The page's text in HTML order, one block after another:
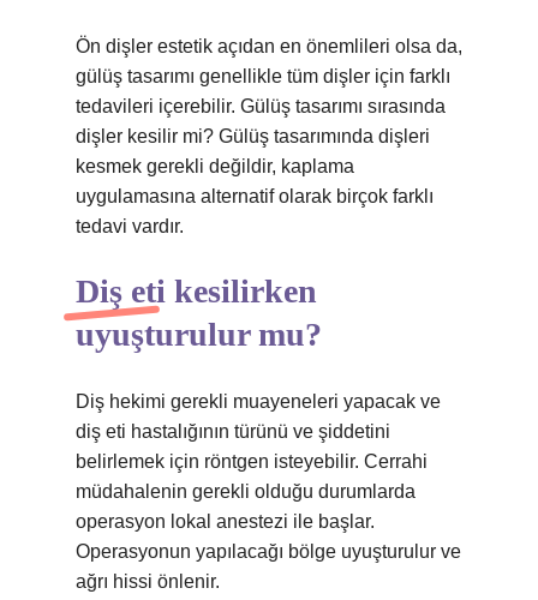
Ön dişler estetik açıdan en önemlileri olsa da,
gülüş tasarımı genellikle tüm dişler için farklı
tedavileri içerebilir. Gülüş tasarımı sırasında
dişler kesilir mi? Gülüş tasarımında dişleri
kesmek gerekli değildir, kaplama
uygulamasına alternatif olarak birçok farklı
tedavi vardır.
Diş eti kesilirken
uyuşturulur mu?
Diş hekimi gerekli muayeneleri yapacak ve
diş eti hastalığının türünü ve şiddetini
belirlemek için röntgen isteyebilir. Cerrahi
müdahalenin gerekli olduğu durumlarda
operasyon lokal anestezi ile başlar.
Operasyonun yapılacağı bölge uyuşturulur ve
ağrı hissi önlenir.